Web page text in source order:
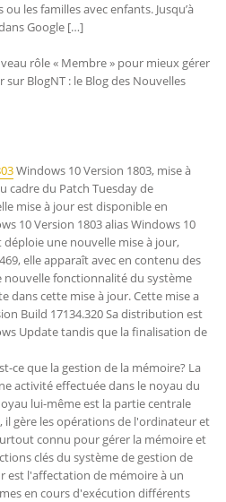
les familles avec enfants. Jusqu’à
Google […]
rôle « Membre » pour mieux gérer
sur BlogNT : le Blog des Nouvelles
Windows 10 Version 1803, mise à
cadre du Patch Tuesday de
mise à jour est disponible en
10 Version 1803 alias Windows 10
une nouvelle mise à jour,
elle apparaît avec en contenu des
nouvelle fonctionnalité du système
dans cette mise à jour. Cette mise a
Build 17134.320 Sa distribution est
Update tandis que la finalisation de
ce que la gestion de la mémoire? La
activité effectuée dans le noyau du
lui-même est la partie centrale
gère les opérations de l'ordinateur et
connu pour gérer la mémoire et
clés du système de gestion de
est l'affectation de mémoire à un
en cours d'exécution différents